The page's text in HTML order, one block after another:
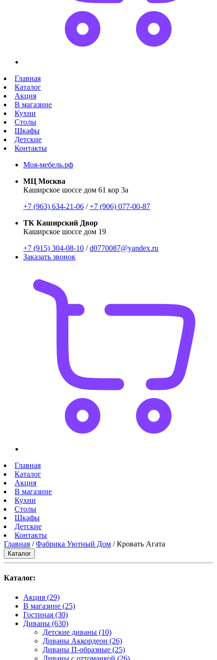
Главная
Каталог
Акция
В магазине
Кухни
Столы
Шкафы
Детские
Контакты
Моя-мебель.рф
МЦ Москва
Каширское шоссе дом 61 кор 3а
+7 (963) 634-21-06 /+7 (906) 077-00-87
ТК Каширский Двор
Каширское шоссе дом 19
+7 (915) 304-08-10 /d0770087@yandex.ru
Заказать звонок
Главная
Каталог
Акция
В магазине
Кухни
Столы
Шкафы
Детские
Контакты
Главная /Фабрика Уютный Дом / Кровать Агата
Каталог
Каталог:
Акция (29)
В магазине (25)
Гостиная (30)
Диваны (630)
Детские диваны (10)
Диваны Аккордеон (26)
Диваны П-образные (25)
Диваны с оттоманкой (26)